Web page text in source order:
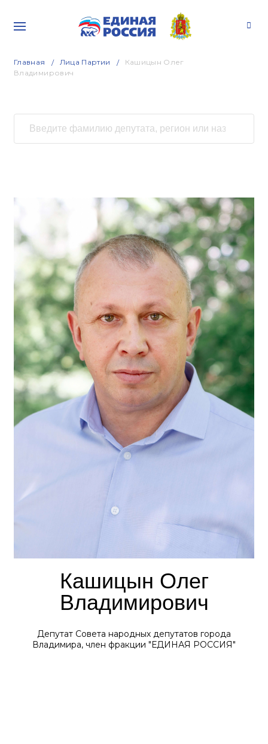
Главная Лица Партии
Кашицын Олег
Владимирович
Кашицын Олег
Владимирович
Депутат Совета народных депутатов города
Владимира, член фракции "ЕДИНАЯ РОССИЯ"